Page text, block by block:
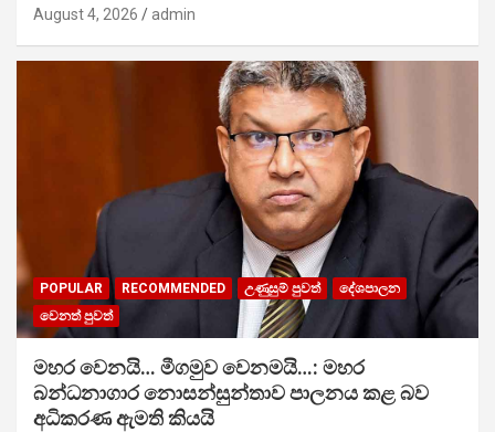
August 4, 2026 admin
POPULAR RECOMMENDED උණුසුම් පුවත්
දේශපාලන
වෙනත් පුවත්
මහර වෙනයි… මීගමුව වෙනමයි…: මහර
බන්ධනාගාර නොසන්සුන්තාව පාලනය කළ බව
අධිකරණ ඇමති කියයි